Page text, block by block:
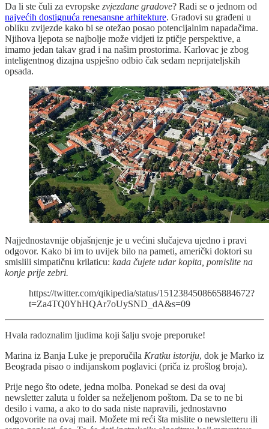
Da li ste čuli za evropske zvjezdane gradove? Radi se o jednom od
najvećih dostignuća renesansne arhitekture. Gradovi su građeni u
obliku zvijezde kako bi se otežao posao potencijalnim napadačima.
Njihova ljepota se najbolje može vidjeti iz ptičje perspektive, a
imamo jedan takav grad i na našim prostorima. Karlovac je zbog
inteligentnog dizajna uspješno odbio čak sedam neprijateljskih
opsada.
Najjednostavnije objašnjenje je u većini slučajeva ujedno i pravi
odgovor. Kako bi im to uvijek bilo na pameti, američki doktori su
smislili simpatičnu krilaticu: kada čujete udar kopita, pomislite na
konje prije zebri.
https://twitter.com/qikipedia/status/1512384508665884672?
t=Za4TQ0YhHQAr7oUySND_dA&s=09
Hvala radoznalim ljudima koji šalju svoje preporuke!
Marina iz Banja Luke je preporučila Kratku istoriju, dok je Marko iz
Beograda pisao o indijanskom poglavici (priča iz prošlog broja).
Prije nego što odete, jedna molba. Ponekad se desi da ovaj
newsletter zaluta u folder sa neželjenom poštom. Da se to ne bi
desilo i vama, a ako to do sada niste napravili, jednostavno
odgovorite na ovaj mail. Možete mi reći šta mislite o newsletteru ili